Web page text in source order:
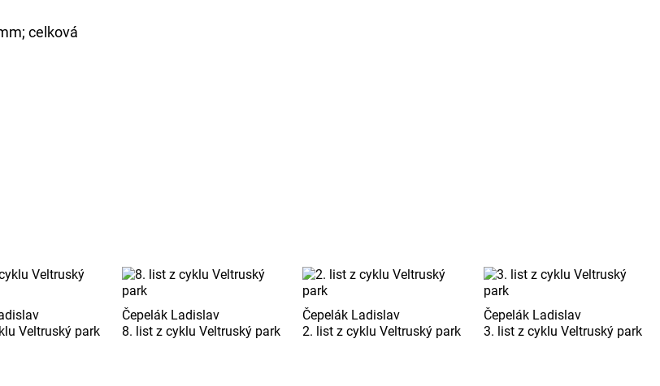
celková
Veltruský park
Čepelák Ladislav
8. list z cyklu Veltruský park
Čepelák Ladislav
2. list z cyklu Veltruský park
Čepelák Ladislav
3. list z cyklu Veltruský park